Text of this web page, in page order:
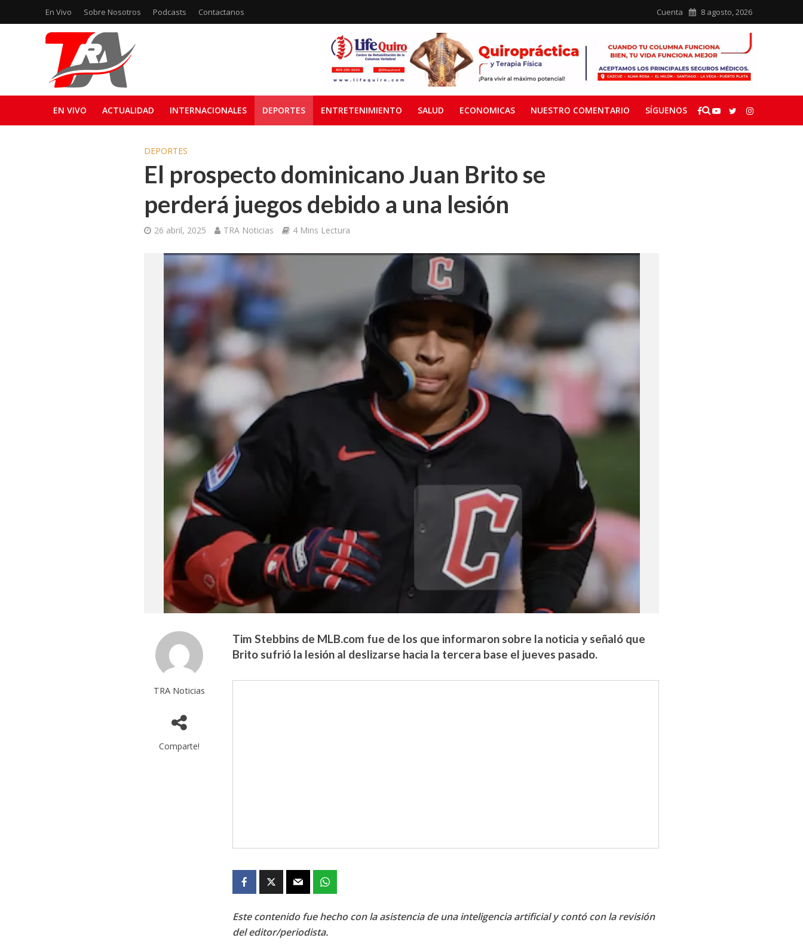
En Vivo Sobre Nosotros Podcasts Contactanos Cuenta 8 agosto, 2026
EN VIVO ACTUALIDAD INTERNACIONALES DEPORTES ENTRETENIMIENTO SALUD ECONOMICAS NUESTRO COMENTARIO SÍGUENOS
DEPORTES
El prospecto dominicano Juan Brito se
perderá juegos debido a una lesión
26 abril, 2025 TRA Noticias 4 Mins Lectura
TRA Noticias
Comparte!
Tim Stebbins de MLB.com fue de los que informaron sobre la noticia y señaló que
Brito sufrió la lesión al deslizarse hacia la tercera base el jueves pasado.
Este contenido fue hecho con la asistencia de una inteligencia artificial y contó con la revisión
del editor/periodista.